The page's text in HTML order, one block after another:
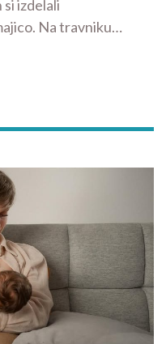
si izdelali
Na travniku…